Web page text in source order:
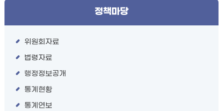
정책마당
위원회자료
법령자료
행정정보공개
통계현황
통계연보